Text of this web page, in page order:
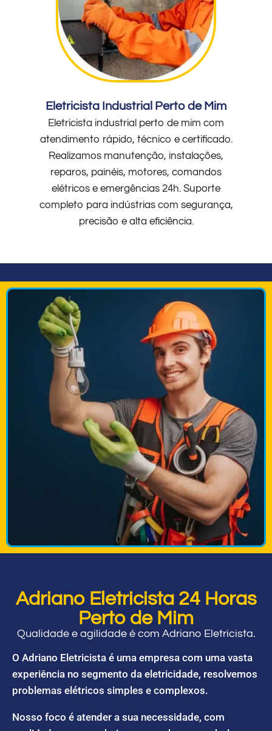
Eletricista Industrial Perto de Mim
Eletricista industrial perto de mim com
atendimento rápido, técnico e certificado.
Realizamos manutenção, instalações,
reparos, painéis, motores, comandos
elétricos e emergências 24h. Suporte
completo para indústrias com segurança,
precisão e alta eficiência.
Adriano Eletricista 24 Horas
Perto de Mim
Qualidade e agilidade é com Adriano Eletricista.
O Adriano Eletricista é uma empresa com uma vasta
experiência no segmento da eletricidade, resolvemos
problemas elétricos simples e complexos.
Nosso foco é atender a sua necessidade, com